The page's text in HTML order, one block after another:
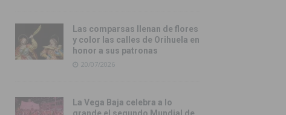
Las comparsas llenan de flores
y color las calles de Orihuela en
honor a sus patronas
20/07/2026
La Vega Baja celebra a lo